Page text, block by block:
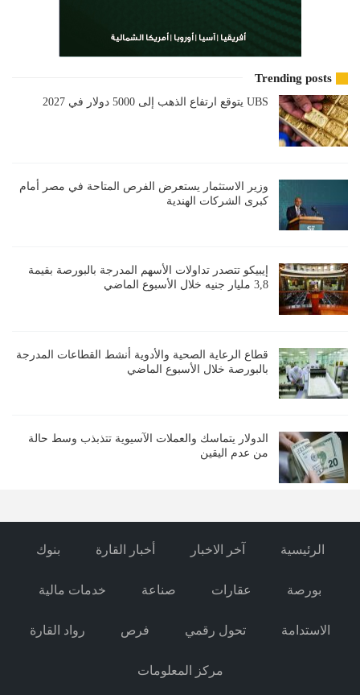
Trending posts
UBS يتوقع ارتفاع الذهب إلى 5000 دولار في 2027
وزير الاستثمار يستعرض الفرص المتاحة في مصر أمام
كبرى الشركات الهندية
إيبيكو تتصدر تداولات الأسهم المدرجة بالبورصة بقيمة
3,8 مليار جنيه خلال الأسبوع الماضي
قطاع الرعاية الصحية والأدوية أنشط القطاعات المدرجة
بالبورصة خلال الأسبوع الماضي
الدولار يتماسك والعملات الآسيوية تتذبذب وسط حالة
من عدم اليقين
الرئيسية آخر الاخبار أخبار القارة بنوك
بورصة عقارات صناعة خدمات مالية
الاستدامة تحول رقمي فرص رواد القارة
مركز المعلومات